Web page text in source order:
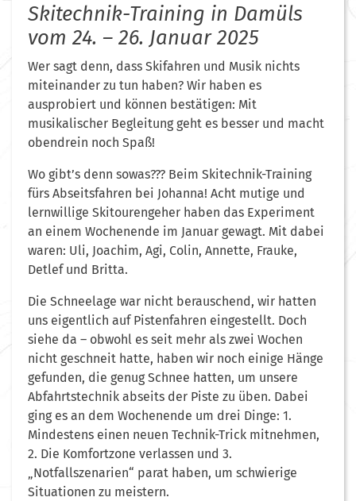
Skitechnik-Training in Damüls
vom 24. – 26. Januar 2025
Wer sagt denn, dass Skifahren und Musik nichts
miteinander zu tun haben? Wir haben es
ausprobiert und können bestätigen: Mit
musikalischer Begleitung geht es besser und macht
obendrein noch Spaß!
Wo gibt’s denn sowas??? Beim Skitechnik-Training
fürs Abseitsfahren bei Johanna! Acht mutige und
lernwillige Skitourengeher haben das Experiment
an einem Wochenende im Januar gewagt. Mit dabei
waren: Uli, Joachim, Agi, Colin, Annette, Frauke,
Detlef und Britta.
Die Schneelage war nicht berauschend, wir hatten
uns eigentlich auf Pistenfahren eingestellt. Doch
siehe da – obwohl es seit mehr als zwei Wochen
nicht geschneit hatte, haben wir noch einige Hänge
gefunden, die genug Schnee hatten, um unsere
Abfahrtstechnik abseits der Piste zu üben. Dabei
ging es an dem Wochenende um drei Dinge: 1.
Mindestens einen neuen Technik-Trick mitnehmen,
2. Die Komfortzone verlassen und 3.
„Notfallszenarien“ parat haben, um schwierige
Situationen zu meistern.